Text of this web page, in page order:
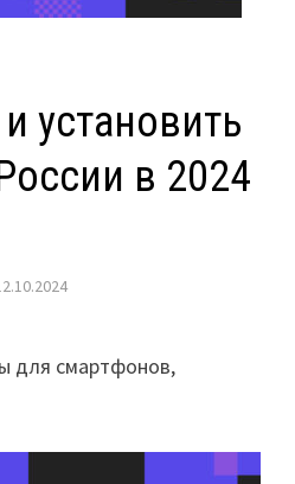
установить
в 2024
для смартфонов,